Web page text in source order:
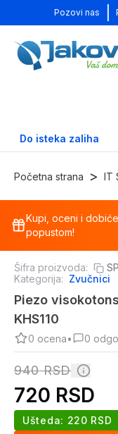
Pozovi nas
Do isteka zaliha
Početna strana > IT
Kupi, oceni i
popustom!
Šifra proizvoda:
Kategorija: Zvučnici
Piezo
KHS110
0 ocena• 0
940RSD
720 RSD
Ušteda: 220 RSD